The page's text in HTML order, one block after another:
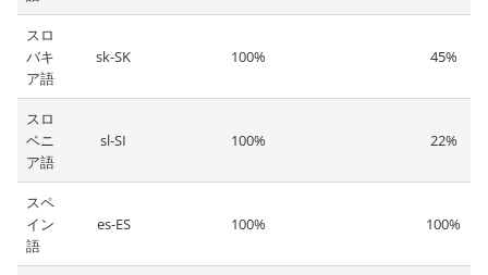
スロ
バキ
ア語
sk-SK 100% 45%
スロ
ベニ
ア語
sl-SI 100% 22%
スペ
イン
語
es-ES 100% 100%